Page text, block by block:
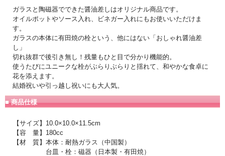
ガラスと陶磁器でできた醤油差しはオリジナル商品です。
オイルポットやソース入れ、ビネガー入れにもお使いいただけま
す。
ガラスの本体に有田焼の栓という、他にはない「おしゃれ醤油差
し」
切れ抜群で後引き無し！残量もひと目で分かり機能的。
使うたびにユニークな栓がぶらりぶらりと揺れて、和やかな食卓に
花を添えます。
結婚祝いや引っ越し祝いにも大人気。
■ 商品仕様
【サイズ】10.0×10.0×11.5cm
【容 量】180cc
【材 質】本体：耐熱ガラス（中国製）
台皿・栓：磁器（日本製・有田焼）